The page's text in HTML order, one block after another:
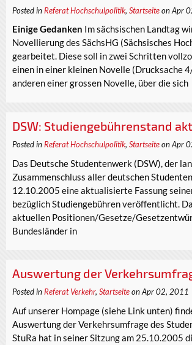
Posted in Referat Hochschulpolitik, Startseiteon Apr
Einige Gedanken Im sächsischen Landtag
Novellierung des SächsHG (Sächsisches
gearbeitet. Diese soll in zwei Schritten
einen in einer kleinen Novelle (Drucksache
anderen einer grossen Novelle, über die sich
DSW: Studiengebührenstand
Posted in Referat Hochschulpolitik, Startseiteon Apr
Das Deutsche Studentenwerk (DSW), der
Zusammenschluss aller deutschen
12.10.2005 eine aktualisierte Fassung
bezüglich Studiengebühren veröffentlicht.
aktuellen Positionen/Gesetze/
Bundesländer in
Auswertung der
Posted inReferat Verkehr, Startseiteon Apr 02, 2011
Auf unserer Hompage (siehe Link unten)
Auswertung der Verkehrsumfrage des
StuRa hat in seiner Sitzung am 25.10.2005